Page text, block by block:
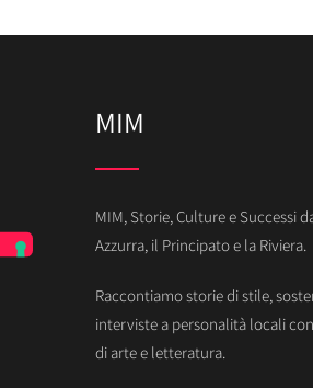
MIM
MIM, Storie, Culture e Successi
Azzurra, il Principato e la Riviera.
Raccontiamo storie di stile,
interviste a personalità locali
di arte e letteratura.